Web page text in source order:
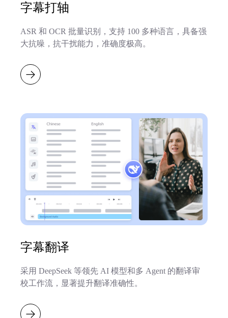
字幕打轴
ASR 和 OCR 批量识别，支持 100 多种语言，具备强
大抗噪，抗干扰能力，准确度极高。
字幕翻译
采用 DeepSeek 等领先 AI 模型和多 Agent 的翻译审
校工作流，显著提升翻译准确性。